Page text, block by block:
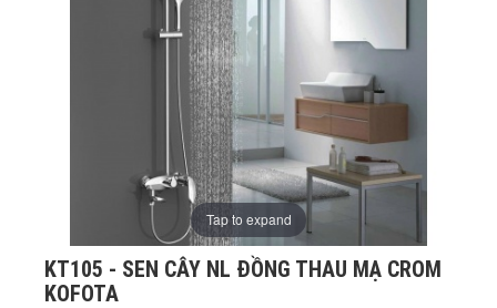
Tap to expand
KT105 - SEN CÂY NL ĐỒNG THAU MẠ CROM
KOFOTA